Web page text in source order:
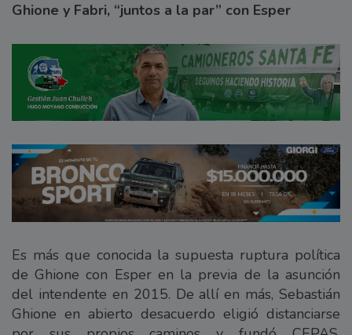
Ghione y Fabri, “juntos a la par” con Esper
Es más que conocida la supuesta ruptura política
de Ghione con Esper en la previa de la asunción
del intendente en 2015. De allí en más, Sebastián
Ghione en abierto desacuerdo eligió distanciarse